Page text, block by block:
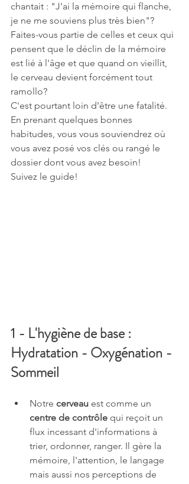
chantait : "J'ai la mémoire qui flanche,
je ne me souviens plus très bien"?
Faites-vous partie de celles et ceux qui
pensent que le déclin de la mémoire
est lié à l'âge et que quand on vieillit,
le cerveau devient forcément tout
ramollo?
C'est pourtant loin d'être une fatalité.
En prenant quelques bonnes
habitudes, vous vous souviendrez où
vous avez posé vos clés ou rangé le
dossier dont vous avez besoin!
Suivez le guide!
1 - L'hygiène de base :
Hydratation - Oxygénation -
Sommeil
Notre cerveau est comme un
centre de contrôle qui reçoit un
flux incessant d'informations à
trier, ordonner, ranger. Il gère la
mémoire, l'attention, le langage
mais aussi nos perceptions de